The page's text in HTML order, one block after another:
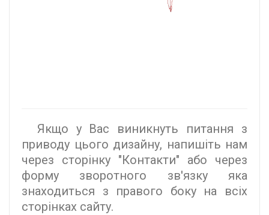
Якщо у Вас виникнуть питання з
приводу цього дизайну, напишіть нам
через сторінку "Контакти" або через
форму зворотного зв'язку яка
знаходиться з правого боку на всіх
сторінках сайту.